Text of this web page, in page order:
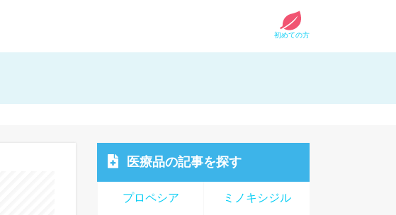
初めての方
医療品の記事を探す
プロペシア ミノキシジル